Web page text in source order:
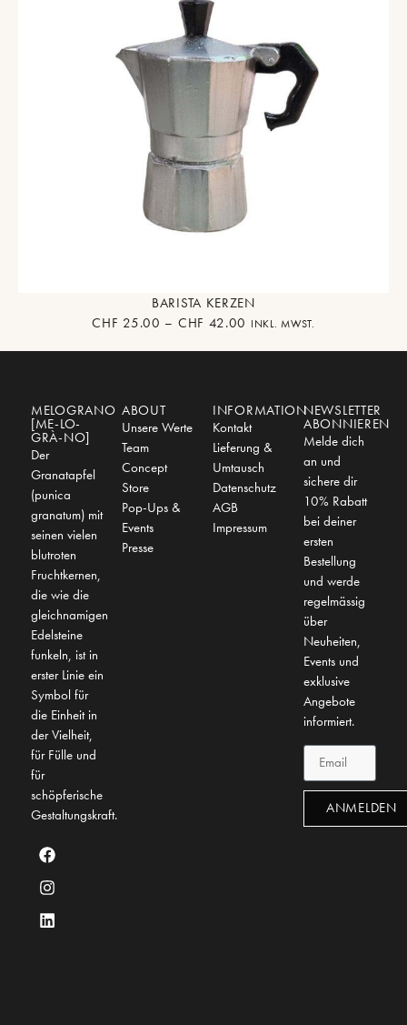
BARISTA KERZEN
CHF 25.00 – CHF 42.00 INKL. MWST.
MELOGRANO
[ME-LO-
GRÀ-NO]
Der
Granatapfel
(punica
granatum) mit
seinen vielen
blutroten
Fruchtkernen,
die wie die
gleichnamigen
Edelsteine
funkeln, ist in
erster Linie ein
Symbol für
die Einheit in
der Vielheit,
für Fülle und
für
schöpferische
Gestaltungskraft.
ABOUT
Unsere Werte
Team
Concept
Store
Pop-Ups &
Events
Presse
INFORMATION
Kontakt
Lieferung &
Umtausch
Datenschutz
AGB
Impressum
NEWSLETTER
ABONNIEREN
Melde dich
an und
sichere dir
10% Rabatt
bei deiner
ersten
Bestellung
und werde
regelmässig
über
Neuheiten,
Events und
exklusive
Angebote
informiert.
ANMELDEN